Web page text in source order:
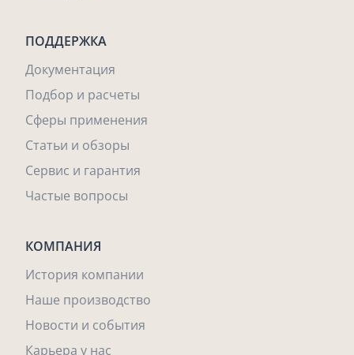
ПОДДЕРЖКА
Документация
Подбор и расчеты
Сферы применения
Статьи и обзоры
Сервис и гарантия
Частые вопросы
КОМПАНИЯ
История компании
Наше производство
Новости и события
Карьера у нас